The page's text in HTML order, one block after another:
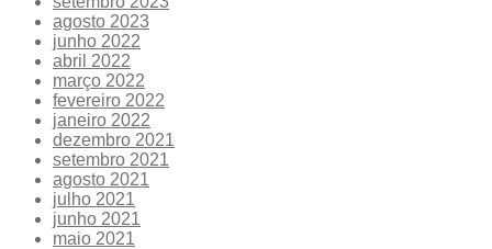
agosto 2023
junho 2022
abril 2022
março 2022
fevereiro 2022
janeiro 2022
dezembro 2021
setembro 2021
agosto 2021
julho 2021
junho 2021
maio 2021